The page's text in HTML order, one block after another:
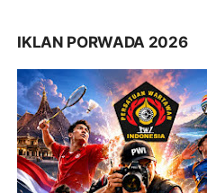
IKLAN PORWADA 2026